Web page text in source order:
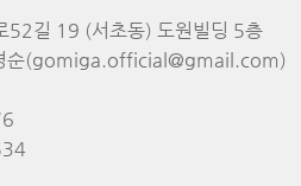
52길 19 (서초동) 도원빌딩 5층
순(gomiga.official@gmail.com)